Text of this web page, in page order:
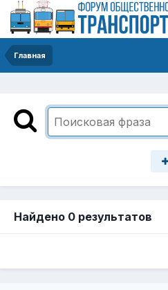
Главная
Найдено 0 результатов